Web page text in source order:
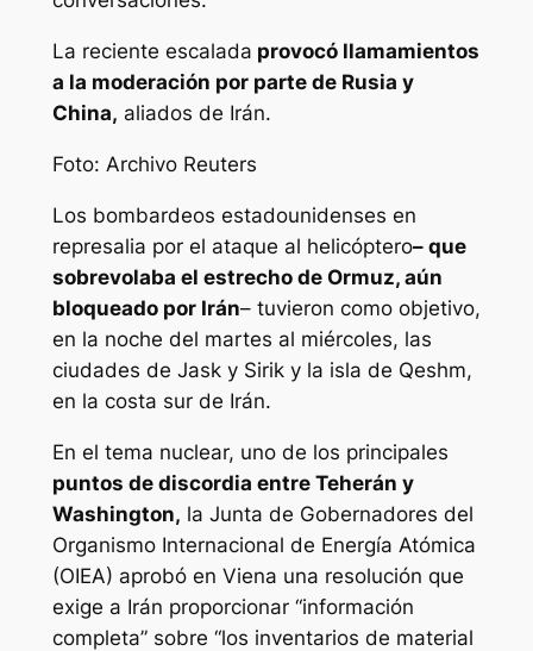
La reciente escalada provocó llamamientos
a la moderación por parte de Rusia y
China, aliados de Irán.
Foto: Archivo Reuters
Los bombardeos estadounidenses en
represalia por el ataque al helicóptero– que
sobrevolaba el estrecho de Ormuz, aún
bloqueado por Irán– tuvieron como objetivo,
en la noche del martes al miércoles, las
ciudades de Jask y Sirik y la isla de Qeshm,
en la costa sur de Irán.
En el tema nuclear, uno de los principales
puntos de discordia entre Teherán y
Washington, la Junta de Gobernadores del
Organismo Internacional de Energía Atómica
(OIEA) aprobó en Viena una resolución que
exige a Irán proporcionar “información
completa” sobre “los inventarios de material